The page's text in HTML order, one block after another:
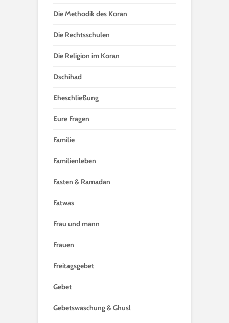
Die Methodik des Koran
Die Rechtsschulen
Die Religion im Koran
Dschihad
Eheschließung
Eure Fragen
Familie
Familienleben
Fasten & Ramadan
Fatwas
Frau und mann
Frauen
Freitagsgebet
Gebet
Gebetswaschung & Ghusl